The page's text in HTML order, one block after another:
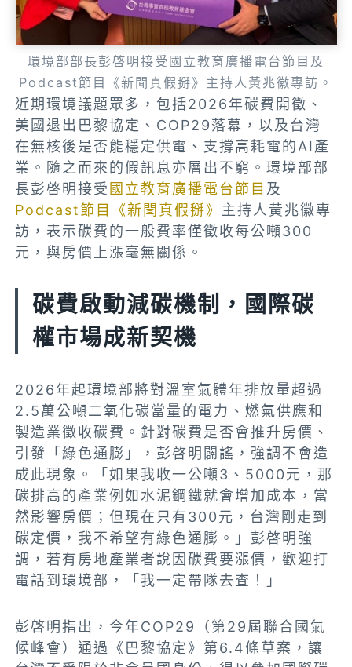
環境部部長彭啓明接受國立教育廣播電台節目及
Podcast節目《新聞真假掰》主持人黃兆徽專訪。
近期環境議題眾多，包括2026年碳費開徵、
美國退出巴黎協定、COP29落幕，以及台灣
在無核後是否能穩定供電、支撐高耗電的AI產
業。隨之而來的假訊息亦層出不窮。環境部部
長彭啓明接受 國立教育廣播電台節目 及
Podcast節目《新聞真假掰》 主持人黃兆徽專
訪，表示碳費的一般費率僅徵收每公噸300
元，與房價上漲毫無關係。
碳費啟動減碳機制，國際碳
權市場成新契機
2026年起環境部將對溫室氣體年排放量超過
2.5萬公噸二氧化碳當量的電力、燃氣供應和
製造業徵收碳費。針對碳費是否會推升房價、
引發「綠色通膨」，彭啓明闢謠，強調不會造
成此現象。「如果我收一公噸3、5000元，那
碳排高的產業例如水泥鋼鐵就會增加成本，當
然影響房價；但現在只有300元，台灣剛走到
碳定價，我不希望有綠色通膨。」彭啓明強
調，若有房地產業者說因碳費要漲價，歡迎打
電話到環境部，「我一定帶隊去查！」
彭啓明指出，今年COP29（第29屆聯合國氣
候峰會）通過《巴黎協定》第6.4條草案，讓